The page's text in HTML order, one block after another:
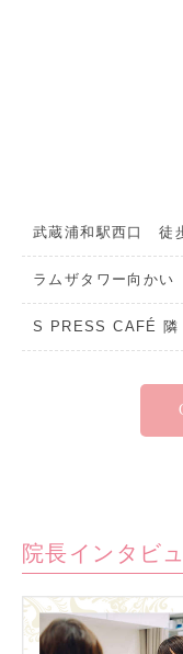
武蔵浦和駅西口 徒
ラムザタワー向かい
S PRESS CAFÉ 隣
院長インタビ